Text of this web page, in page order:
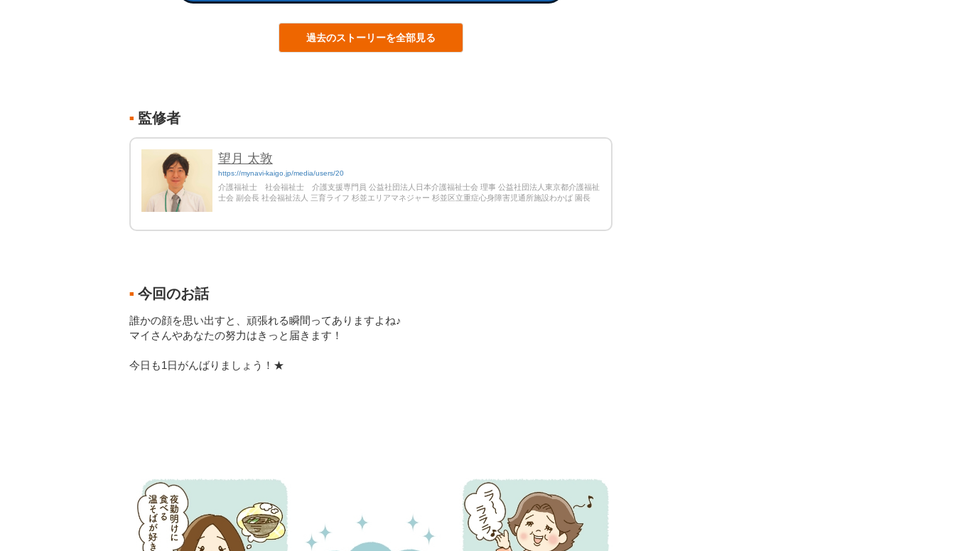
過去のストーリーを全部見る
■ 監修者
望月 太敦
https://mynavi-kaigo.jp/media/users/20
介護福祉士 社会福祉士 介護支援専門員 公益社団法人日本介護福祉士会 理事 公益社団法人東京都介護福祉
士会 副会長 社会福祉法人 三育ライフ 杉並エリアマネジャー 杉並区立重症心身障害児通所施設わかば 園長
■ 今回のお話
誰かの顔を思い出すと、頑張れる瞬間ってありますよね♪
マイさんやあなたの努力はきっと届きます！
今日も1日がんばりましょう！★